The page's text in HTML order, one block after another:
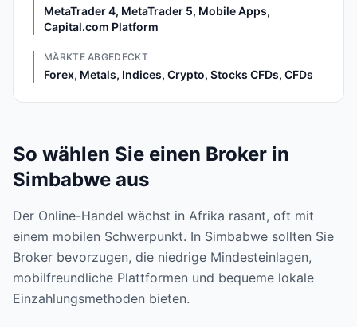
MetaTrader 4, MetaTrader 5, Mobile Apps,
Capital.com Platform
MÄRKTE ABGEDECKT
Forex, Metals, Indices, Crypto, Stocks CFDs, CFDs
So wählen Sie einen Broker in
Simbabwe aus
Der Online-Handel wächst in Afrika rasant, oft mit
einem mobilen Schwerpunkt. In Simbabwe sollten Sie
Broker bevorzugen, die niedrige Mindesteinlagen,
mobilfreundliche Plattformen und bequeme lokale
Einzahlungsmethoden bieten.